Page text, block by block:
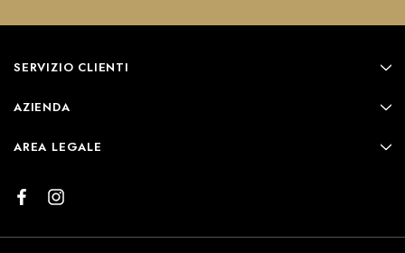
SERVIZIO CLIENTI
AZIENDA
AREA LEGALE